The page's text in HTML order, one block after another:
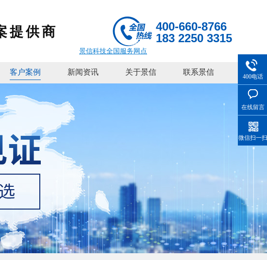
提供商
400-660-8766
183 2250 3315
景信科技全国服务网点
客户案例 新闻资讯 关于景信 联系景信
400电话
在线留言
微信扫一扫